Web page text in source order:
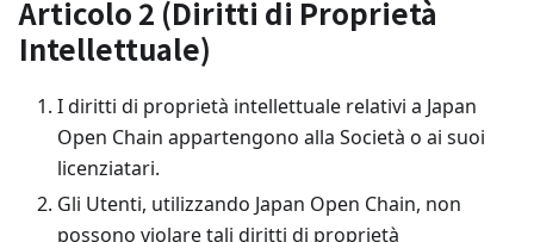
Articolo 2 (Diritti di Proprietà
Intellettuale)
I diritti di proprietà intellettuale relativi a Japan
Open Chain appartengono alla Società o ai suoi
licenziatari.
Gli Utenti, utilizzando Japan Open Chain, non
possono violare tali diritti di proprietà